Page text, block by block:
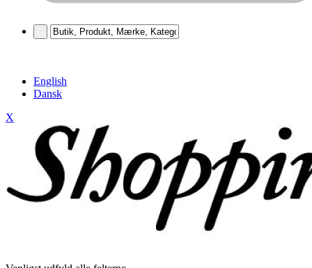
English
Dansk
X